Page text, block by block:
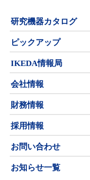
研究機器カタログ
ピックアップ
IKEDA情報局
会社情報
財務情報
採用情報
お問い合わせ
お知らせ一覧